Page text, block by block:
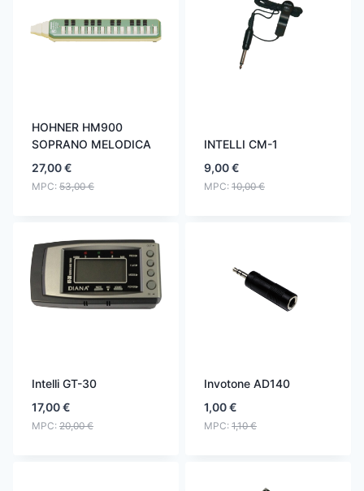
HOHNER HM900
SOPRANO MELODICA
27,00€
MPC: 53,00€
INTELLI CM-1
9,00€
MPC: 10,00€
Intelli GT-30
17,00€
MPC: 20,00€
Invotone AD140
1,00€
MPC: 1,10€